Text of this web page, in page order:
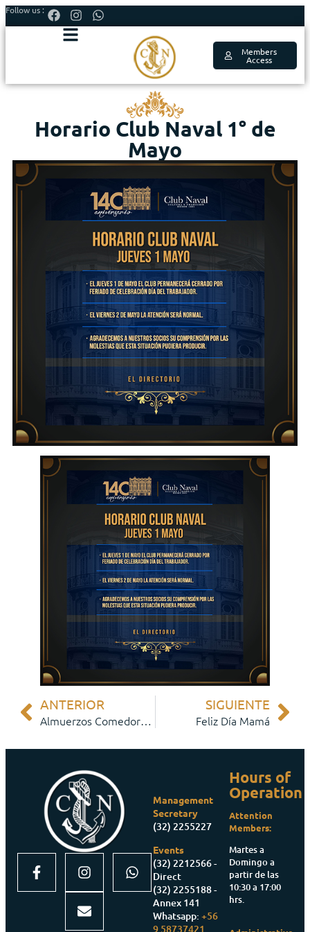
Follow us :
Members
Access
Horario Club Naval 1° de
Mayo
ANTERIOR
Almuerzos Comedores Club Naval
SIGUIENTE
Feliz Día Mamá
Management
Secretary
(32) 2255227
Events
(32) 2212566 -
Direct
(32) 2255188 -
Annex 141
Whatsapp:+56
9 58737421
Hours of
Operation
Attention
Members:
Martes a
Domingo a
partir de las
10:30 a 17:00
hrs.